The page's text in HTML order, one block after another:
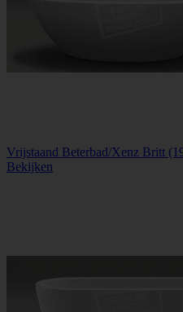
Vrijstaand Beterbad/Xenz Britt
Bekijken